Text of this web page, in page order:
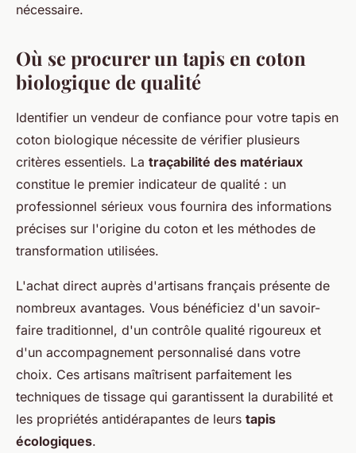
nécessaire.
Où se procurer un tapis en coton
biologique de qualité
Identifier un vendeur de confiance pour votre tapis en
coton biologique nécessite de vérifier plusieurs
critères essentiels. La traçabilité des matériaux
constitue le premier indicateur de qualité : un
professionnel sérieux vous fournira des informations
précises sur l'origine du coton et les méthodes de
transformation utilisées.
L'achat direct auprès d'artisans français présente de
nombreux avantages. Vous bénéficiez d'un savoir-
faire traditionnel, d'un contrôle qualité rigoureux et
d'un accompagnement personnalisé dans votre
choix. Ces artisans maîtrisent parfaitement les
techniques de tissage qui garantissent la durabilité et
les propriétés antidérapantes de leurs tapis
écologiques.